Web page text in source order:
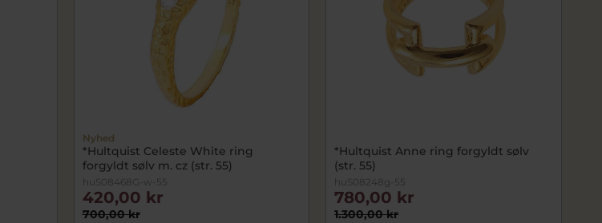
Nyhed
*Hultquist Celeste White ring
forgyldt sølv m. cz (str. 55)
huS08468G-w-55
700,00 kr
420,00 kr
*Hultquist Anne ring forgyldt sølv
(str. 55)
huS08248g-55
1.300,00 kr
780,00 kr